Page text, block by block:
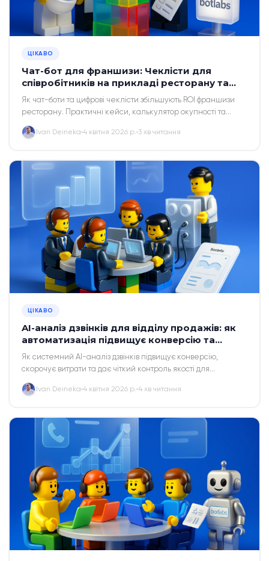
ЦІКАВО
Чат-бот для франшизи: Чеклісти для
співробітників на прикладі ресторану та
калькулятор ROI
Як чат-боти та цифрові чеклісти збільшують ROI франшизи
ресторану. Практичні кейси, калькулятор окупності та
Ivan Deineka 4 квітня 2026 р. 3 хв читання
ЦІКАВО
AI-аналіз дзвінків для відділу продажів: як
автоматизація підвищує конверсію та
оптимізує бізнес-процеси
Як системний AI-аналіз дзвінків підвищує конверсію,
скорочує витрати та дає чіткий контроль якості для
Ivan Deineka 4 квітня 2026 р. 4 хв читання